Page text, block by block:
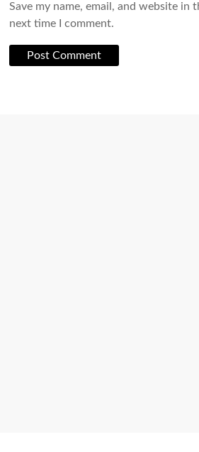
Save my name, email, and website in
next time I comment.